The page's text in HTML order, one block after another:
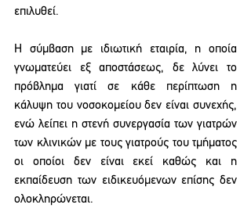
επιλυθεί.
Η σύμβαση με ιδιωτική εταιρία, η οποία
γνωματεύει εξ αποστάσεως, δε λύνει το
πρόβλημα γιατί σε κάθε περίπτωση η
κάλυψη του νοσοκομείου δεν είναι συνεχής,
ενώ λείπει η στενή συνεργασία των γιατρών
των κλινικών με τους γιατρούς του τμήματος
οι οποίοι δεν είναι εκεί καθώς και η
εκπαίδευση των ειδικευόμενων επίσης δεν
ολοκληρώνεται.